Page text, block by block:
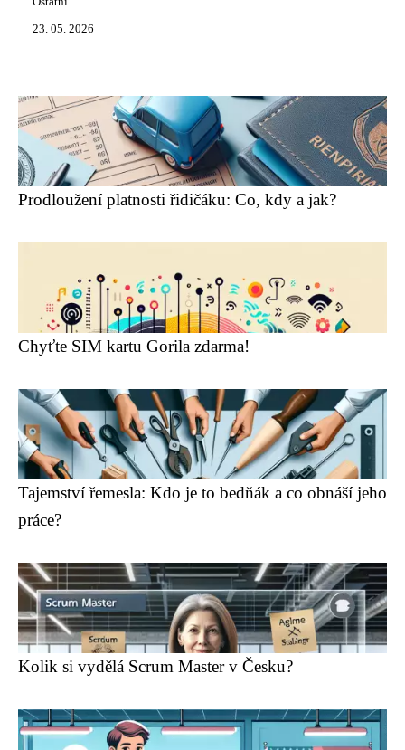
23. 05. 2026
Prodloužení platnosti řidičáku: Co, kdy a jak?
Chyťte SIM kartu Gorila zdarma!
Tajemství řemesla: Kdo je to bedňák a co obnáší jeho
práce?
Kolik si vydělá Scrum Master v Česku?